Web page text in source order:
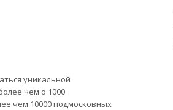
уникальной
чем о 1000
чем 10000 подмосковных